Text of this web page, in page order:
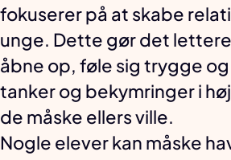
fokuserer på at skabe
unge. Dette gør det
åbne op, føle sig trygge
tanker og bekymringer i
de måske ellers ville.
Nogle elever kan måske